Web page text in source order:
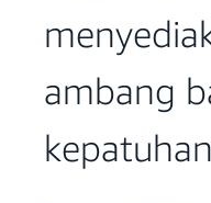
ambang